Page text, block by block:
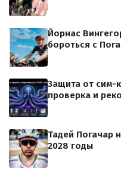
Йорнас
бороться с
Защита от сим-
проверка и
Тадей Погачар
2028 годы